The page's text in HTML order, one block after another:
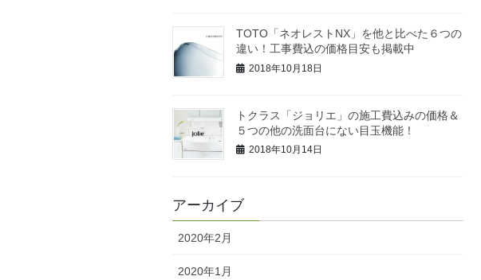
TOTO「ネオレストNX」を他と比べた６つの
違い！工事費込の価格目安も掲載中
2018年10月18日
トクラス「ジョリエ」の施工費込みの価格＆
５つの他の洗面台にない目玉機能！
2018年10月14日
アーカイブ
2020年2月
2020年1月